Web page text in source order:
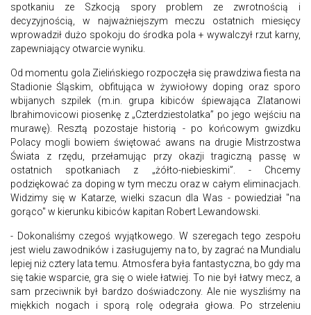
spotkaniu ze Szkocją spory problem ze zwrotnością i
decyzyjnością, w najważniejszym meczu ostatnich miesięcy
wprowadził dużo spokoju do środka pola + wywalczył rzut karny,
zapewniający otwarcie wyniku.
Od momentu gola Zielińskiego rozpoczęła się prawdziwa fiesta na
Stadionie Śląskim, obfitująca w żywiołowy doping oraz sporo
wbijanych szpilek (m.in. grupa kibiców śpiewająca Zlatanowi
Ibrahimovicowi piosenkę z „Czterdziestolatka” po jego wejściu na
murawę). Resztą pozostaje historią - po końcowym gwizdku
Polacy mogli bowiem świętować awans na drugie Mistrzostwa
Świata z rzędu, przełamując przy okazji tragiczną passę w
ostatnich spotkaniach z „żółto-niebieskimi”. - Chcemy
podziękować za doping w tym meczu oraz w całym eliminacjach.
Widzimy się w Katarze, wielki szacun dla Was - powiedział "na
gorąco" w kierunku kibiców kapitan Robert Lewandowski.
- Dokonaliśmy czegoś wyjątkowego. W szeregach tego zespołu
jest wielu zawodników i zasługujemy na to, by zagrać na Mundialu
lepiej niż cztery lata temu. Atmosfera była fantastyczna, bo gdy ma
się takie wsparcie, gra się o wiele łatwiej. To nie był łatwy mecz, a
sam przeciwnik był bardzo doświadczony. Ale nie wyszliśmy na
miękkich nogach i sporą rolę odegrała głowa. Po strzeleniu